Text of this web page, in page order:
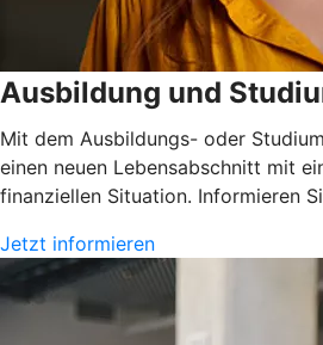
Ausbildung und
Mit dem Ausbildungs- oder
einen neuen Lebensabschnitt mit
finanziellen Situation. Informieren
Jetzt informieren